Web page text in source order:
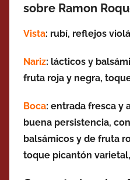
sobre Ramon
Vista: rubí, reflejos
Nariz: lácticos y
fruta roja y negra,
Boca: entrada fresca y
buena persistencia,
balsámicos y de fruta
toque picantón